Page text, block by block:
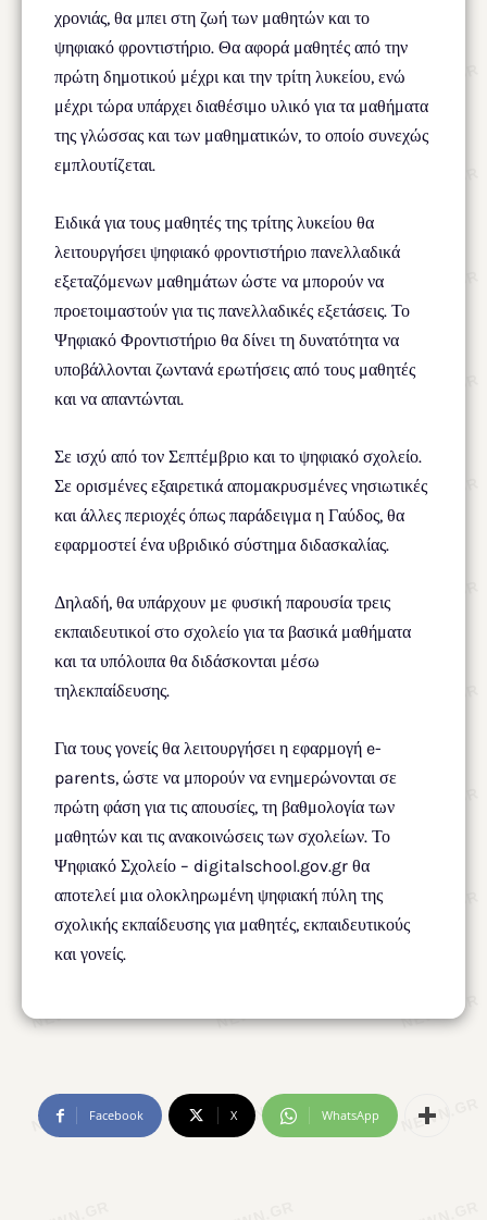
χρονιάς, θα μπει στη ζωή των μαθητών και το
ψηφιακό φροντιστήριο. Θα αφορά μαθητές από την
πρώτη δημοτικού μέχρι και την τρίτη λυκείου, ενώ
μέχρι τώρα υπάρχει διαθέσιμο υλικό για τα μαθήματα
της γλώσσας και των μαθηματικών, το οποίο συνεχώς
εμπλουτίζεται.
Ειδικά για τους μαθητές της τρίτης λυκείου θα
λειτουργήσει ψηφιακό φροντιστήριο πανελλαδικά
εξεταζόμενων μαθημάτων ώστε να μπορούν να
προετοιμαστούν για τις πανελλαδικές εξετάσεις. Το
Ψηφιακό Φροντιστήριο θα δίνει τη δυνατότητα να
υποβάλλονται ζωντανά ερωτήσεις από τους μαθητές
και να απαντώνται.
Σε ισχύ από τον Σεπτέμβριο και το ψηφιακό σχολείο.
Σε ορισμένες εξαιρετικά απομακρυσμένες νησιωτικές
και άλλες περιοχές όπως παράδειγμα η Γαύδος, θα
εφαρμοστεί ένα υβριδικό σύστημα διδασκαλίας.
Δηλαδή, θα υπάρχουν με φυσική παρουσία τρεις
εκπαιδευτικοί στο σχολείο για τα βασικά μαθήματα
και τα υπόλοιπα θα διδάσκονται μέσω
τηλεκπαίδευσης.
Για τους γονείς θα λειτουργήσει η εφαρμογή e-
parents, ώστε να μπορούν να ενημερώνονται σε
πρώτη φάση για τις απουσίες, τη βαθμολογία των
μαθητών και τις ανακοινώσεις των σχολείων. Το
Ψηφιακό Σχολείο – digitalschool.gov.gr θα
αποτελεί μια ολοκληρωμένη ψηφιακή πύλη της
σχολικής εκπαίδευσης για μαθητές, εκπαιδευτικούς
και γονείς.
Facebook X WhatsApp